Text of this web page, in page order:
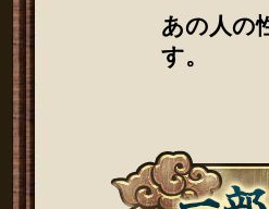
あの人の
す。